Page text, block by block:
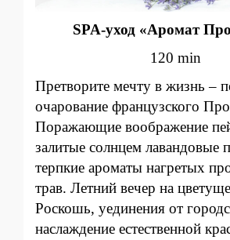
SPA-уход «Аромат
120 min
Претворите мечту в жизнь –
очарование французского
Поражающие воображение
залитые солнцем лавандовые
терпкие ароматы нагретых
трав. Летний вечер на
Роскошь, уединения от
наслаждение естественной